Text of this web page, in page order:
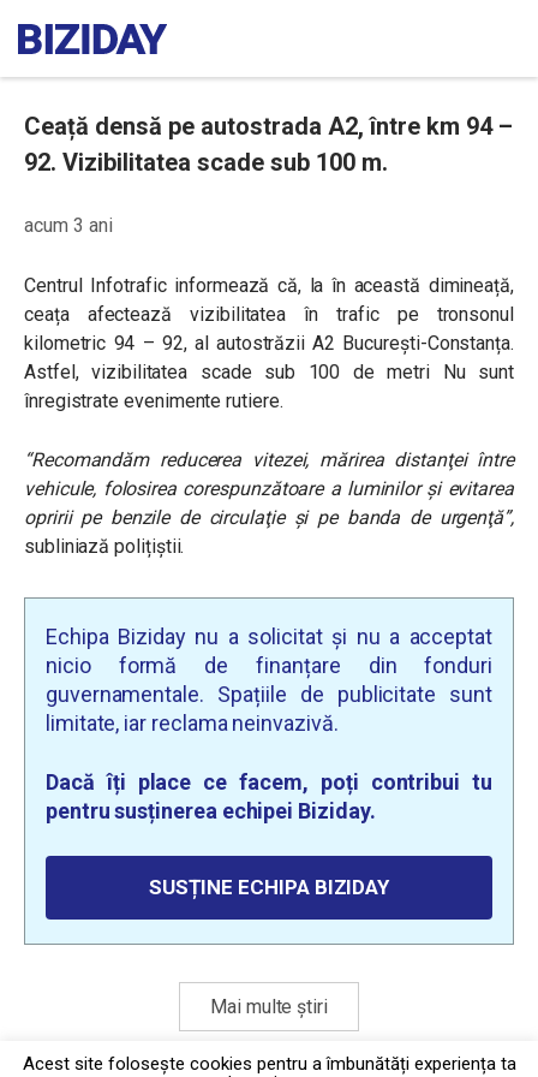
Ceață densă pe autostrada A2, între km 94 –
92. Vizibilitatea scade sub 100 m.
acum 3 ani
Centrul Infotrafic informează că, la în această dimineață,
ceața afectează vizibilitatea în trafic pe tronsonul
kilometric 94 – 92, al autostrăzii A2 București-Constanța.
Astfel, vizibilitatea scade sub 100 de metri Nu sunt
înregistrate evenimente rutiere.
“Recomandăm reducerea vitezei, mărirea distanţei între
vehicule, folosirea corespunzătoare a luminilor și evitarea
opririi pe benzile de circulaţie şi pe banda de urgenţă”,
subliniază polițiștii.
Echipa Biziday nu a solicitat și nu a acceptat
nicio formă de finanțare din fonduri
guvernamentale. Spațiile de publicitate sunt
limitate, iar reclama neinvazivă.
Dacă îți place ce facem, poți contribui tu
pentru susținerea echipei Biziday.
SUSȚINE ECHIPA BIZIDAY
Mai multe știri
Acest site foloseşte cookies pentru a îmbunătăți experiența ta